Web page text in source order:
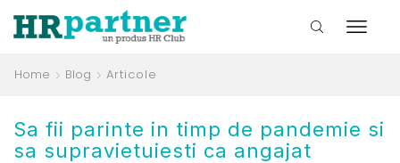
Home Blog Articole
​Sa fii parinte in timp de pandemie si
sa supravietuiesti ca angajat